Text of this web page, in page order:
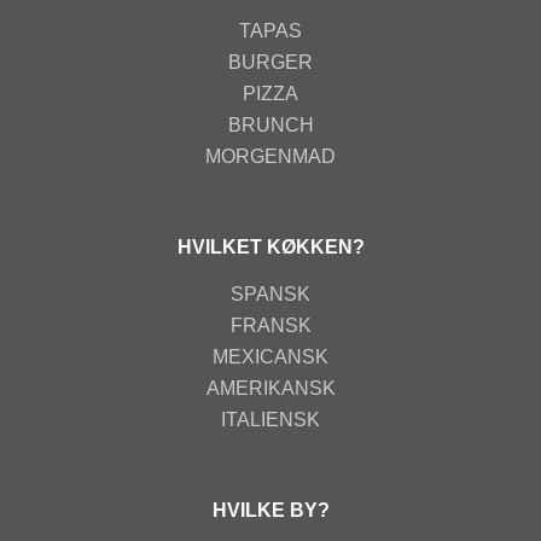
TAPAS
BURGER
PIZZA
BRUNCH
MORGENMAD
HVILKET KØKKEN?
SPANSK
FRANSK
MEXICANSK
AMERIKANSK
ITALIENSK
HVILKE BY?